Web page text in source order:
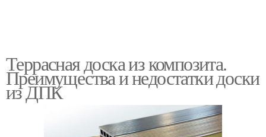
Террасная доска из композита.
Преимущества и недостатки доски
из ДПК